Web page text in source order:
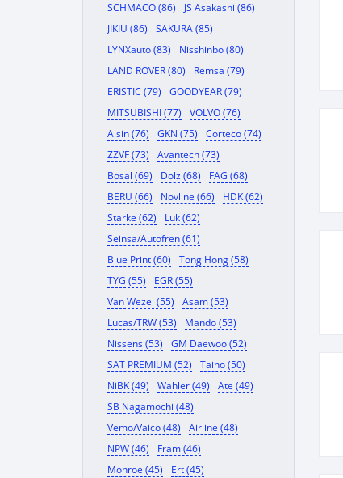
SCHMACO (86)
JS Asakashi (86)
JIKIU (86)
SAKURA (85)
LYNXauto (83)
Nisshinbo (80)
LAND ROVER (80)
Remsa (79)
ERISTIC (79)
GOODYEAR (79)
MITSUBISHI (77)
VOLVO (76)
Aisin (76)
GKN (75)
Corteco (74)
ZZVF (73)
Avantech (73)
Bosal (69)
Dolz (68)
FAG (68)
BERU (66)
Novline (66)
HDK (62)
Starke (62)
Luk (62)
Seinsa/Autofren (61)
Blue Print (60)
Tong Hong (58)
TYG (55)
EGR (55)
Van Wezel (55)
Asam (53)
Lucas/TRW (53)
Mando (53)
Nissens (53)
GM Daewoo (52)
SAT PREMIUM (52)
Taiho (50)
NiBK (49)
Wahler (49)
Ate (49)
SB Nagamochi (48)
Vemo/Vaico (48)
Airline (48)
NPW (46)
Fram (46)
Monroe (45)
Ert (45)